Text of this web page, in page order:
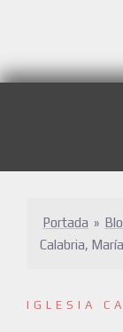
Portada »
Calabria,
IGLESIA